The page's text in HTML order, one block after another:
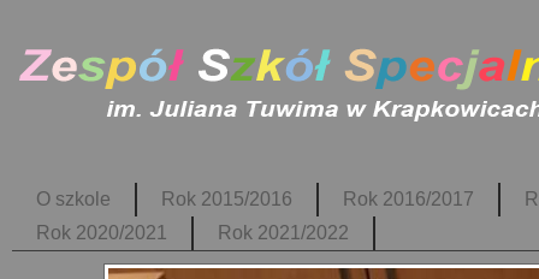
O szkole Rok 2015/2016 Rok 2016/2017
Rok 2020/2021
Rok 2021/2022